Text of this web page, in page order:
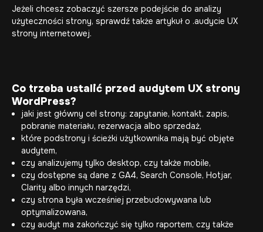
Jeżeli chcesz zobaczyć szersze podejście do analizy
użyteczności strony, sprawdź także artykuł o .audycie UX
strony internetowej.
Co trzeba ustalić przed audytem UX strony
WordPress?
jaki jest główny cel strony: zapytanie, kontakt, zapis,
pobranie materiału, rezerwacja albo sprzedaż,
które podstrony i ścieżki użytkownika mają być objęte
audytem,
czy analizujemy tylko desktop, czy także mobile,
czy dostępne są dane z GA4, Search Console, Hotjar,
Clarity albo innych narzędzi,
czy strona była wcześniej przebudowywana lub
optymalizowana,
czy audyt ma zakończyć się tylko raportem, czy także